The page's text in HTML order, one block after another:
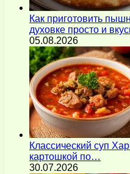
Как приготовить
духовке просто и
05.08.2026
Классический суп
картошкой по…
30.07.2026